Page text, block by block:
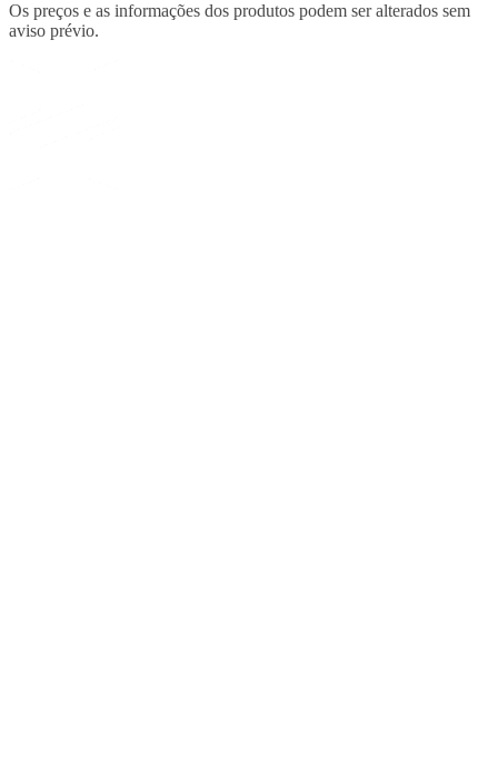
Os preços e as informações dos produtos podem ser alterados sem
aviso prévio.